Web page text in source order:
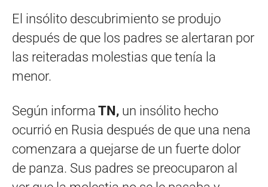
El insólito descubrimiento se produjo
después de que los padres se alertaran por
las reiteradas molestias que tenía la
menor.
Según informa TN, un insólito hecho
ocurrió en Rusia después de que una nena
comenzara a quejarse de un fuerte dolor
de panza. Sus padres se preocuparon al